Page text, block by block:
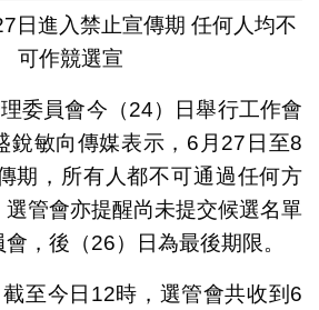
日進入禁止宣傳期 任何人均不
可作競選宣
委員會今（24）日舉行工作會
銳敏向傳媒表示，6月27日至8
期，所有人都不可通過任何方
管會亦提醒尚未提交候選名單
，後（26）日為最後期限。
至今日12時，選管會共收到6